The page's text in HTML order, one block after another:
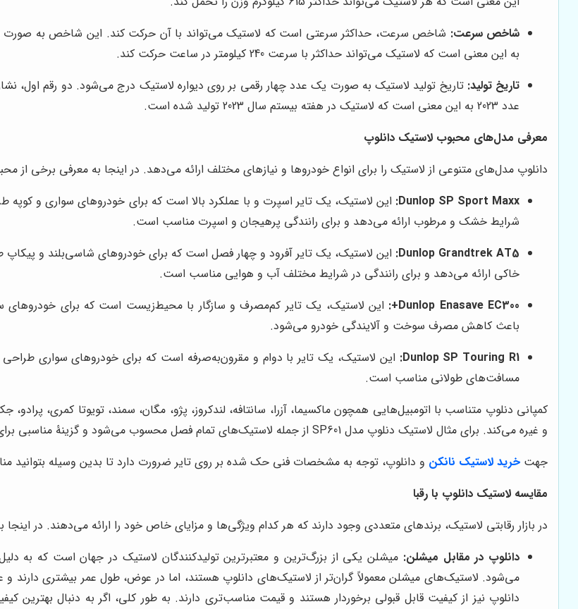
شاخص سرعت:
به این معنی است که لاستیک می‌تواند حداکثر با سرعت 240 کیلومتر در ساعت حرکت کند.
تاریخ تولید: تاریخ تولید لاستیک به صورت یک عدد چهار رقمی بر روی دیواره لاستیک درج می‌شود. دو رقم اول،
عدد 2023 به این معنی است که لاستیک در هفته بیستم سال 2023 تولید شده است.
معرفی مدل‌های محبوب لاستیک دانلوپ
دانلوپ مدل‌های متنوعی از لاستیک را برای انواع خودروها و نیازهای مختلف ارائه می‌دهد. در اینجا به معرفی برخی از
Dunlop SP Sport Maxx:
شرایط خشک و مرطوب ارائه می‌دهد و برای رانندگی پرهیجان و اسپرت مناسب است.
Dunlop Grandtrek AT5:
خاکی ارائه می‌دهد و برای رانندگی در شرایط مختلف آب و هوایی مناسب است.
Dunlop Enasave EC300+:
باعث کاهش مصرف سوخت و آلایندگی خودرو می‌شود.
Dunlop SP Touring R1:
مسافت‌های طولانی مناسب است.
کمپانی دنلوپ متناسب با اتومبیل‌هایی همچون ماکسیما، آزرا، سانتافه، لندکروز، پژو، مگان، سمند، تویوتا کمری،
و غیره می‌کند. برای مثال لاستیک دنلوپ مدل SP601 از جمله لاستیک‌های تمام فصل محسوب می‌شود و گزینۀ مناسبی برای استفاده از آن برای خودروی پژو 206 می‌باشد.
جهت خرید لاستیک نانکن و دانلوپ، توجه به مشخصات فنی حک شده بر روی تایر ضرورت دارد تا بدین وسیله بتوانید
مقایسه لاستیک دانلوپ با رقبا
در بازار رقابتی لاستیک، برندهای متعددی وجود دارند که هر کدام ویژگی‌ها و مزایای خاص خود را ارائه می‌دهند. در
دانلوپ در مقابل میشلن: میشلن یکی از بزرگ‌ترین و معتبرترین تولیدکنندگان لاستیک در جهان است که به
می‌شود. لاستیک‌های میشلن معمولاً گران‌تر از لاستیک‌های دانلوپ هستند، اما در عوض، طول عمر بیشتری دارند و
دانلوپ نیز از کیفیت قابل قبولی برخوردار هستند و قیمت مناسب‌تری دارند. به طور کلی، اگر به دنبال